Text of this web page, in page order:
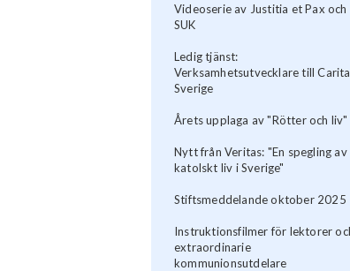
Videoserie av Justitia et Pax och
SUK
Ledig tjänst:
Verksamhetsutvecklare till
Sverige
Årets upplaga av "Rötter och liv"
Nytt från Veritas: "En spegling av
katolskt liv i Sverige"
Stiftsmeddelande oktober 2025
Instruktionsfilmer för lektorer
extraordinarie
kommunionsutdelare